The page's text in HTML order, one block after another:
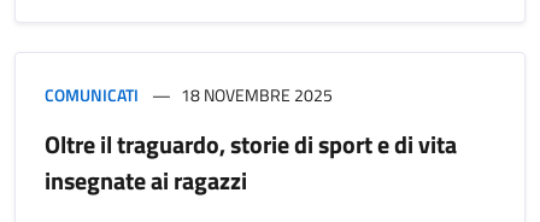
COMUNICATI 18 NOVEMBRE 2025
Oltre il traguardo, storie di sport e di vita
insegnate ai ragazzi